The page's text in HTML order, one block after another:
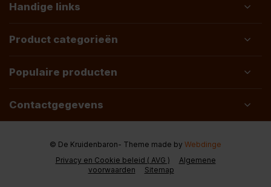
Handige links
Product categorieën
Populaire producten
Contactgegevens
Privacy en Cookie beleid ( AVG )
Algemene
voorwaarden
Sitemap
© De Kruidenbaron- Theme made by Webdinge